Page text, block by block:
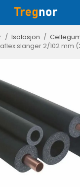
/ Isolasjon /
slanger 2/102 mm